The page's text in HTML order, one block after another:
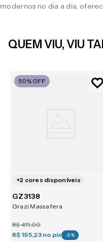
modernos no dia a dia,
QUEM VIU, VIU
+2 cores disponíveis
50% OFF
GZ3138
Grazi Massafera
R$411,00
R$ 195,23 no pix -5%